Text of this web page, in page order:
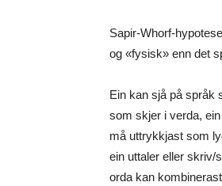
Sapir-Whorf-
og «fysisk» enn det
Ein kan sjå på språk
som skjer i verda,
må uttrykkjast som
ein uttaler eller skriv/
orda kan